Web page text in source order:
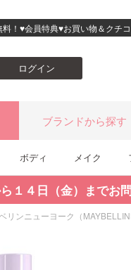
！♥会員特典♥お買い物＆クチ
ログイン
ブランドから探す
ボディ メイク
１４日（金）までお
リンニューヨーク（